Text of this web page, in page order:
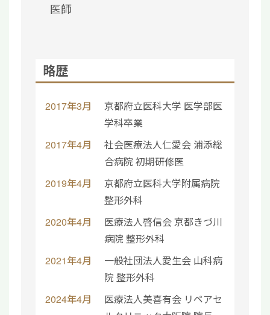
医師
略歴
2017年3月
京都府立医科大学 医学部医
学科卒業
2017年4月
社会医療法人仁愛会 浦添総
合病院 初期研修医
2019年4月
京都府立医科大学附属病院
整形外科
2020年4月
医療法人啓信会 京都きづ川
病院 整形外科
2021年4月
一般社団法人愛生会 山科病
院 整形外科
2024年4月
医療法人美喜有会 リペアセ